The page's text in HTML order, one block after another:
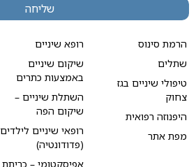
רופא שיניים
שיקום שיניים
באמצעות כתרים
השתלת שיניים –
שיקום הפה
רופאי שיניים לילדים
(פדודונטיה)
אפיסקטומי – כריתת
הרמת סינוס
שתלים
טיפולי שיניים בגז
צחוק
היפנוזה רפואית
מפת אתר
שליחה